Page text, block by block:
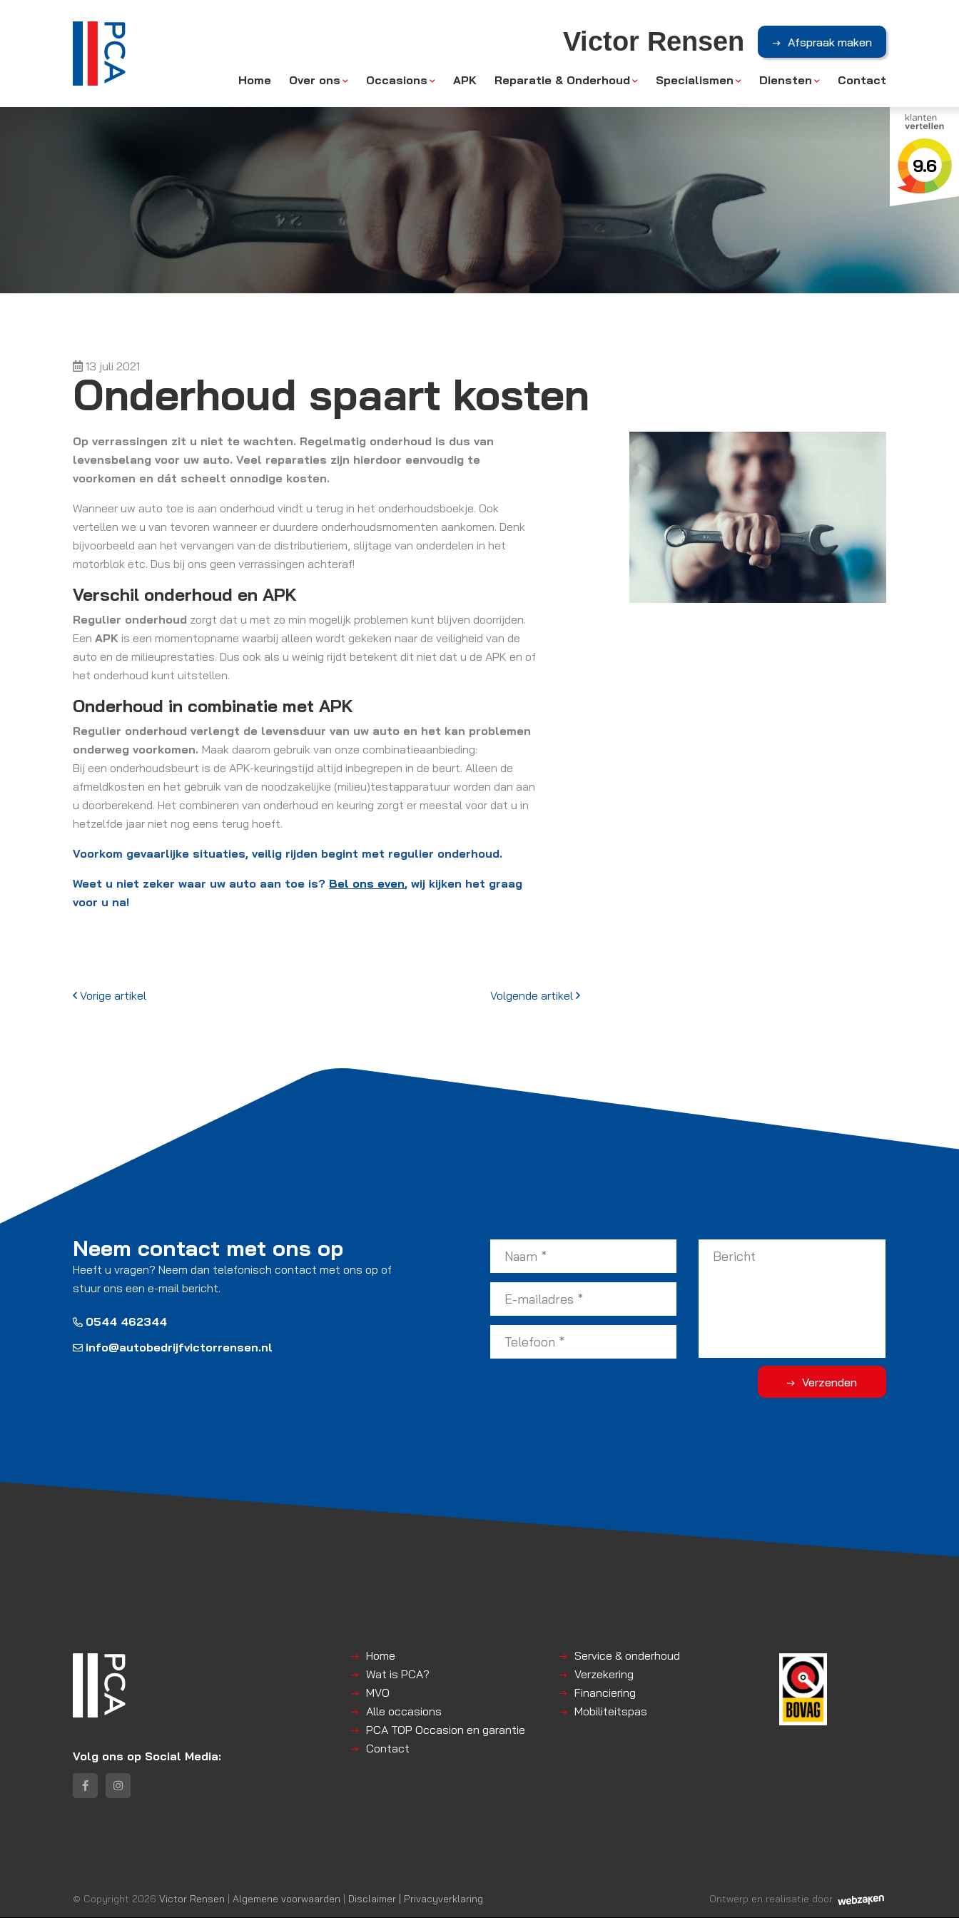
Victor Rensen Afspraak maken
Home Over ons Occasions APK Reparatie & Onderhoud Specialismen Diensten Contact
9.6
13 juli 2021
Onderhoud spaart kosten
Op verrassingen zit u niet te wachten. Regelmatig onderhoud is dus van
levensbelang voor uw auto. Veel reparaties zijn hierdoor eenvoudig te
voorkomen en dát scheelt onnodige kosten.
Wanneer uw auto toe is aan onderhoud vindt u terug in het onderhoudsboekje. Ook
vertellen we u van tevoren wanneer er duurdere onderhoudsmomenten aankomen. Denk
bijvoorbeeld aan het vervangen van de distributieriem, slijtage van onderdelen in het
motorblok etc. Dus bij ons geen verrassingen achteraf!
Verschil onderhoud en APK
Regulier onderhoud zorgt dat u met zo min mogelijk problemen kunt blijven doorrijden.
Een APK is een momentopname waarbij alleen wordt gekeken naar de veiligheid van de
auto en de milieuprestaties. Dus ook als u weinig rijdt betekent dit niet dat u de APK en of
het onderhoud kunt uitstellen.
Onderhoud in combinatie met APK
Regulier onderhoud verlengt de levensduur van uw auto en het kan problemen
onderweg voorkomen. Maak daarom gebruik van onze combinatieaanbieding:
Bij een onderhoudsbeurt is de APK-keuringstijd altijd inbegrepen in de beurt. Alleen de
afmeldkosten en het gebruik van de noodzakelijke (milieu)testapparatuur worden dan aan
u doorberekend. Het combineren van onderhoud en keuring zorgt er meestal voor dat u in
hetzelfde jaar niet nog eens terug hoeft.
Voorkom gevaarlijke situaties, veilig rijden begint met regulier onderhoud.
Weet u niet zeker waar uw auto aan toe is? Bel ons even, wij kijken het graag
voor u na!
Vorige artikel Volgende artikel
Neem contact met ons op
Heeft u vragen? Neem dan telefonisch contact met ons op of
stuur ons een e-mail bericht.
0544 462344
info@autobedrijfvictorrensen.nl
Verzenden
Volg ons op Social Media:
Service & onderhoud
Verzekering
Financiering
Mobiliteitspas
Home
Wat is PCA?
MVO
Alle occasions
PCA TOP Occasion en garantie
Contact
© Copyright 2026 Victor Rensen | Algemene voorwaarden | Disclaimer | Privacyverklaring Ontwerp en realisatie door